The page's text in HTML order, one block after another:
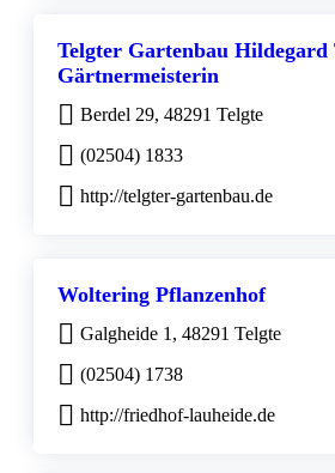
Telgter Gartenbau Hildegard
Gärtnermeisterin
Berdel 29, 48291 Telgte
(02504) 1833
http://telgter-gartenbau.de
Woltering Pflanzenhof
Galgheide 1, 48291 Telgte
(02504) 1738
http://friedhof-lauheide.de